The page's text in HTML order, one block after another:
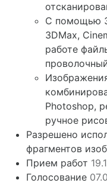
С помощью
3DMax,
работе
Photoshop,
ручное
Разрешено
фрагментов
Прием работ
Голосование